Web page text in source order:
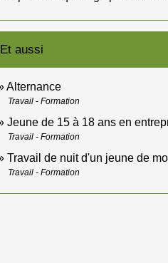
Et aussi
Alternance
Travail - Formation
Jeune de 15 à 18 ans en
Travail - Formation
Travail de nuit d'un jeune de
Travail - Formation